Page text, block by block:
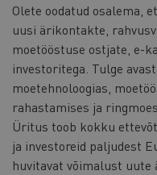
Olete oodatud osalema,
uusi ärikontakte,
moetööstuse ostjate, e-
investoritega. Tulge
moetehnoloogias,
rahastamises ja ringmoes.
Üritus toob kokku
ja investoreid paljudest
huvitavat võimalust